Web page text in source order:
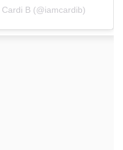
B (@iamcardib)